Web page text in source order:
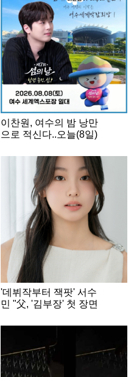
이찬원, 여수의 밤 낭만
으로 적신다..오늘(8일)
대
'데뷔작부터 잭팟' 서수
민 "父, '김부장' 첫 장면
L인터뷰]